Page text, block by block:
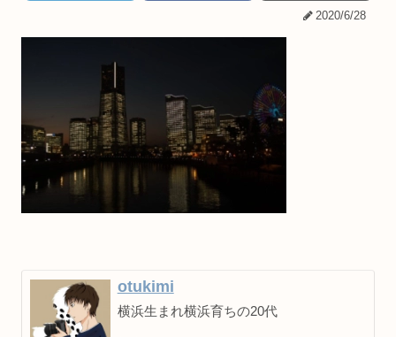
2020/6/28
otukimi
横浜生まれ横浜育ちの20代